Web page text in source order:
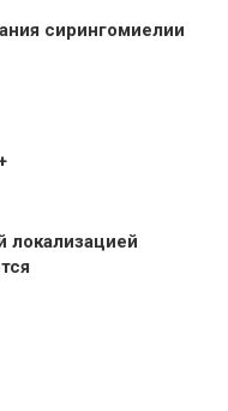
сирингомиелии
локализацией